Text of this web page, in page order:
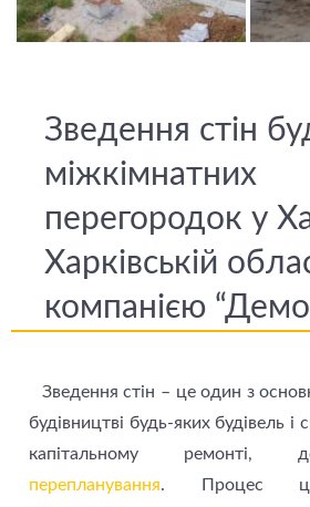
Зведення стін
міжкімнатних
перегородок у
Харківській
компанією
Зведення стін – це один з
будівництві будь-яких будівель
капітальному ремонті,
перепланування. Процес